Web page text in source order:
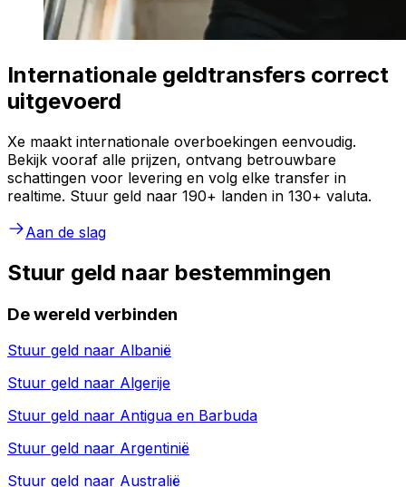
Internationale geldtransfers correct
uitgevoerd
Xe maakt internationale overboekingen eenvoudig.
Bekijk vooraf alle prijzen, ontvang betrouwbare
schattingen voor levering en volg elke transfer in
realtime. Stuur geld naar 190+ landen in 130+ valuta.
Aan de slag
Stuur geld naar bestemmingen
De wereld verbinden
Stuur geld naar Albanië
Stuur geld naar Algerije
Stuur geld naar Antigua en Barbuda
Stuur geld naar Argentinië
Stuur geld naar Australië